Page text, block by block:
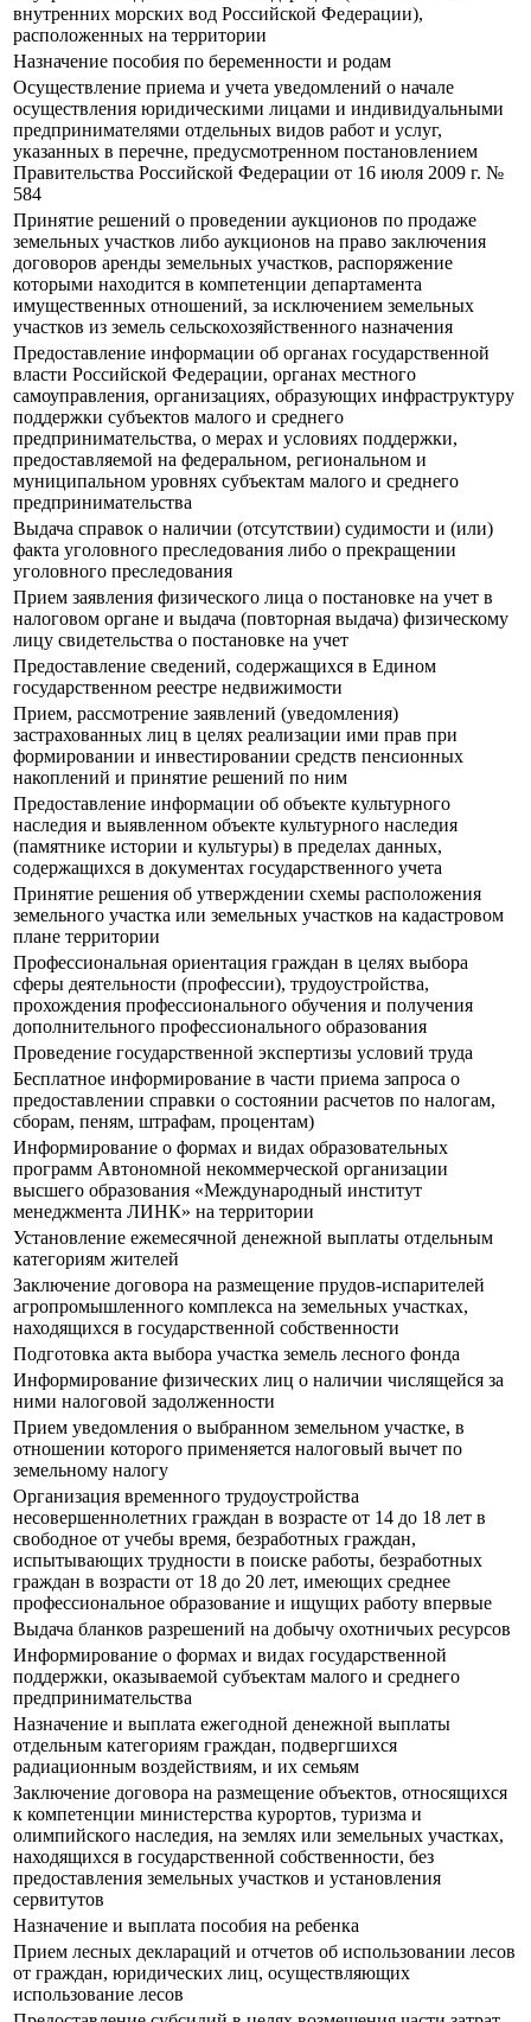
внутренних морских вод Российской Федерации),
расположенных на территории
Назначение пособия по беременности и родам
Осуществление приема и учета уведомлений о начале
осуществления юридическими лицами и индивидуальными
предпринимателями отдельных видов работ и услуг,
указанных в перечне, предусмотренном постановлением
Правительства Российской Федерации от 16 июля 2009 г. №
584
Принятие решений о проведении аукционов по продаже
земельных участков либо аукционов на право заключения
договоров аренды земельных участков, распоряжение
которыми находится в компетенции департамента
имущественных отношений, за исключением земельных
участков из земель сельскохозяйственного назначения
Предоставление информации об органах государственной
власти Российской Федерации, органах местного
самоуправления, организациях, образующих инфраструктуру
поддержки субъектов малого и среднего
предпринимательства, о мерах и условиях поддержки,
предоставляемой на федеральном, региональном и
муниципальном уровнях субъектам малого и среднего
предпринимательства
Выдача справок о наличии (отсутствии) судимости и (или)
факта уголовного преследования либо о прекращении
уголовного преследования
Прием заявления физического лица о постановке на учет в
налоговом органе и выдача (повторная выдача) физическому
лицу свидетельства о постановке на учет
Предоставление сведений, содержащихся в Едином
государственном реестре недвижимости
Прием, рассмотрение заявлений (уведомления)
застрахованных лиц в целях реализации ими прав при
формировании и инвестировании средств пенсионных
накоплений и принятие решений по ним
Предоставление информации об объекте культурного
наследия и выявленном объекте культурного наследия
(памятнике истории и культуры) в пределах данных,
содержащихся в документах государственного учета
Принятие решения об утверждении схемы расположения
земельного участка или земельных участков на кадастровом
плане территории
Профессиональная ориентация граждан в целях выбора
сферы деятельности (профессии), трудоустройства,
прохождения профессионального обучения и получения
дополнительного профессионального образования
Проведение государственной экспертизы условий труда
Бесплатное информирование в части приема запроса о
предоставлении справки о состоянии расчетов по налогам,
сборам, пеням, штрафам, процентам)
Информирование о формах и видах образовательных
программ Автономной некоммерческой организации
высшего образования «Международный институт
менеджмента ЛИНК» на территории
Установление ежемесячной денежной выплаты отдельным
категориям жителей
Заключение договора на размещение прудов-испарителей
агропромышленного комплекса на земельных участках,
находящихся в государственной собственности
Подготовка акта выбора участка земель лесного фонда
Информирование физических лиц о наличии числящейся за
ними налоговой задолженности
Прием уведомления о выбранном земельном участке, в
отношении которого применяется налоговый вычет по
земельному налогу
Организация временного трудоустройства
несовершеннолетних граждан в возрасте от 14 до 18 лет в
свободное от учебы время, безработных граждан,
испытывающих трудности в поиске работы, безработных
граждан в возрасти от 18 до 20 лет, имеющих среднее
профессиональное образование и ищущих работу впервые
Выдача бланков разрешений на добычу охотничьих ресурсов
Информирование о формах и видах государственной
поддержки, оказываемой субъектам малого и среднего
предпринимательства
Назначение и выплата ежегодной денежной выплаты
отдельным категориям граждан, подвергшихся
радиационным воздействиям, и их семьям
Заключение договора на размещение объектов, относящихся
к компетенции министерства курортов, туризма и
олимпийского наследия, на землях или земельных участках,
находящихся в государственной собственности, без
предоставления земельных участков и установления
сервитутов
Назначение и выплата пособия на ребенка
Прием лесных деклараций и отчетов об использовании лесов
от граждан, юридических лиц, осуществляющих
использование лесов